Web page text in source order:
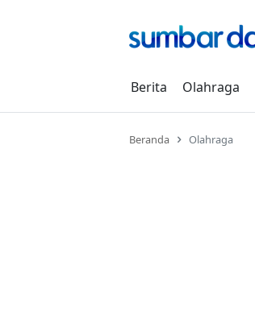
Berita Olahraga
Beranda Olahraga